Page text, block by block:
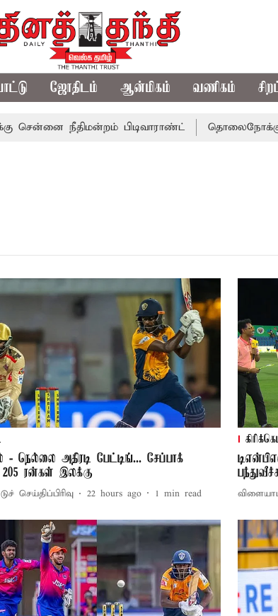
ஜோதிடம் ஆன்மிகம் வணிகம்
நீதிமன்றம் பிடிவாராண்ட் தொலைநோக்கு
- நெல்லை அதிரடி பேட்டிங்... சேப்பாக்
ரன்கள் இலக்கு
செய்திப்பிரிவு 22 hours ago 1 min read